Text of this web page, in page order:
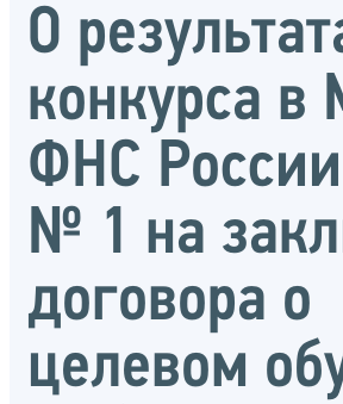
О
конкурса в
ФНС
№ 1 на
договора о
целевом